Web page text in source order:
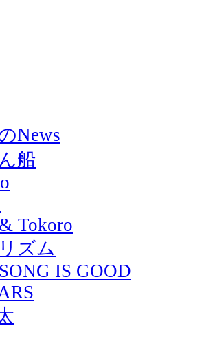
News
船
Tokoro
ズム
IS GOOD